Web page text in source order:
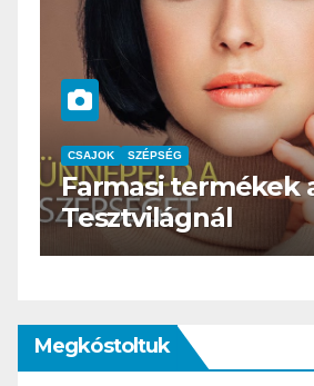
CSAJOK SZÉPSÉG
HERBioticum
Megkóstoltuk